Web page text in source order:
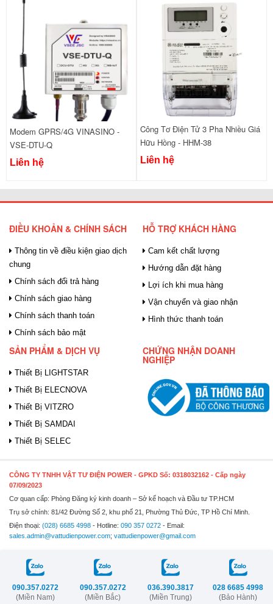
Modem GPRS/4G VINASINO -
VSE-DTU-Q
Liên hệ
Công Tơ Điện Tử 3 Pha Nhiều Giá
Hữu Hồng - HHM-38
Liên hệ
ĐIỀU KHOẢN & CHÍNH SÁCH
Thông tin về điều kiện giao dịch
chung
Chính sách đổi trả hàng
Chính sách giao hàng
Chính sách thanh toán
Chính sách bảo mật
HỖ TRỢ KHÁCH HÀNG
Cam kết chất lượng
Hướng dẫn đặt hàng
Lợi ích khi mua hàng
Vận chuyển và giao nhận
Hình thức thanh toán
SẢN PHẨM & DỊCH VỤ
Thiết Bị LIGHTSTAR
Thiết Bị ELECNOVA
Thiết Bị VITZRO
Thiết Bị SAMDAI
Thiết Bị SELEC
CHỨNG NHẬN DOANH
NGHIỆP
CÔNG TY TNHH VẬT TƯ ĐIỆN POWER - GPKD Số: 0318032162 - Cấp ngày
07/09/2023
Cơ quan cấp: Phòng Đăng ký kinh doanh – Sở kế hoạch và Đầu tư TP.HCM
Trụ sở chính: 81/42 Đường Số 2, khu phố 21, Phường Thủ Đức, TP Hồ Chí Minh.
Điện thoại: (028) 6685 4998 - Hotline: 090 357 0272 - Email:
sales.admin@vattudienpower.com; vattudienpower@gmail.com
090.357.0272
(Miền Nam)
090.357.0272
(Miền Bắc)
036.390.3817
(Miền Trung)
028 6685 4998
(Bảo Hành)